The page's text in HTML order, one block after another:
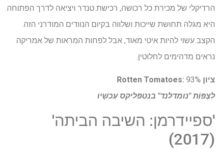
הרדיקלי של מכירת כל רכושה, רכישת טנדר ויציאה לדרך הפתוחה.
היא מגלה תחושת שייכות ושלווה בקיום הנוודים המודרני הזה.
הקצב עשוי להיות איטי מאוד, אבל לפחות המראות של אמריקה
נראים מדהימים לחלוטין.
ציון Rotten Tomatoes: 93%
לִצְפּוֹת"נומדלנד" בנטפליקס עַכשָׁיו
'ספיידרמן: השיבה הביתה'
(2017)